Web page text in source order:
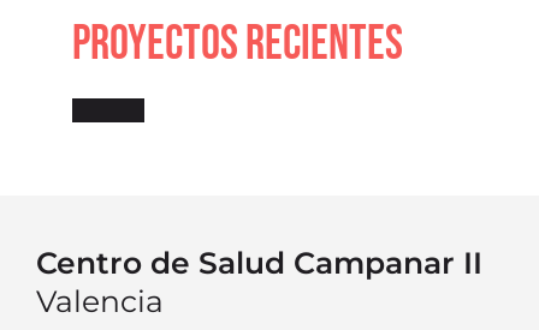
PROYECTOS RECIENTES
Centro de Salud Campanar II
Valencia